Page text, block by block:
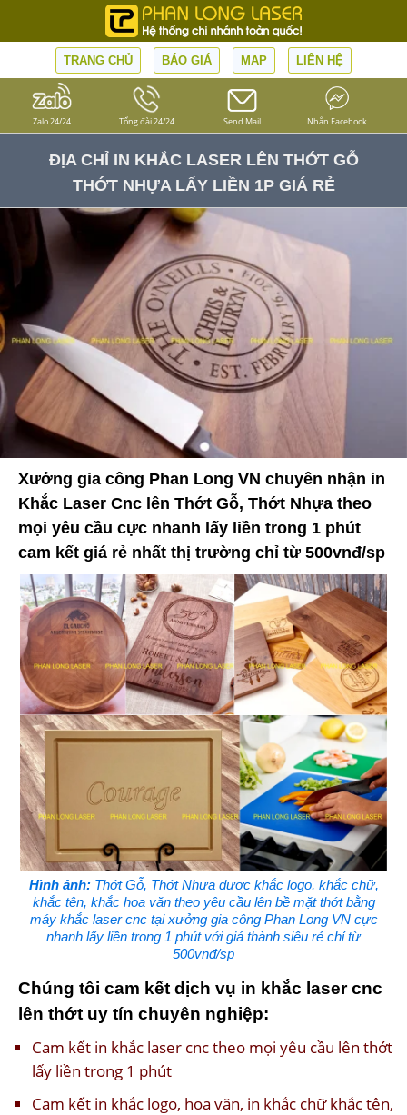
TRANG CHỦ BÁO GIÁ MAP LIÊN HỆ
Zalo 24/24 Tổng đài 24/24 Send Mail Nhắn Facebook
ĐỊA CHỈ IN KHẮC LASER LÊN THỚT GỖ
THỚT NHỰA LẤY LIỀN 1P GIÁ RẺ
Xưởng gia công Phan Long VN chuyên nhận in
Khắc Laser Cnc lên Thớt Gỗ, Thớt Nhựa theo
mọi yêu cầu cực nhanh lấy liền trong 1 phút
cam kết giá rẻ nhất thị trường chỉ từ 500vnđ/sp
Hình ảnh:Thớt Gỗ, Thớt Nhựa được khắc logo, khắc chữ,
khắc tên, khắc hoa văn theo yêu cầu lên bề mặt thớt bằng
máy khắc laser cnc tại xưởng gia công Phan Long VN cực
nhanh lấy liền trong 1 phút với giá thành siêu rẻ chỉ từ
500vnđ/sp
Chúng tôi cam kết dịch vụ in khắc laser cnc
lên thớt uy tín chuyên nghiệp:
Cam kết in khắc laser cnc theo mọi yêu cầu lên thớt
lấy liền trong 1 phút
Cam kết in khắc logo, hoa văn, in khắc chữ khắc tên,